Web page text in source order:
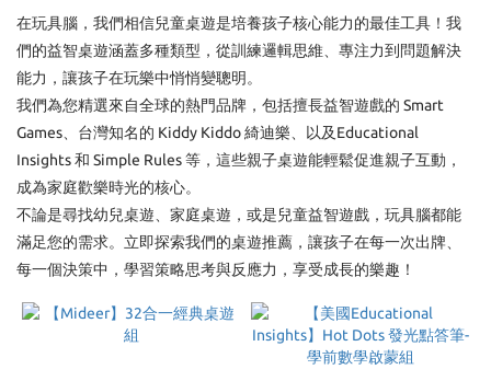
Range
(NT$)
~
Brand
EyeUp
(13)
SIMPLE
在玩具腦，我們相信兒童桌遊是培養孩子核心能力的最佳工具！我
們的益智桌遊涵蓋多種類型，從訓練邏輯思維、專注力到問題解決
能力，讓孩子在玩樂中悄悄變聰明。
我們為您精選來自全球的熱門品牌，包括擅長益智遊戲的 Smart
Games、台灣知名的 Kiddy Kiddo 綺迪樂、以及Educational
Insights 和 Simple Rules 等，這些親子桌遊能輕鬆促進親子互動，
成為家庭歡樂時光的核心。
不論是尋找幼兒桌遊、家庭桌遊，或是兒童益智遊戲，玩具腦都能
滿足您的需求。立即探索我們的桌遊推薦，讓孩子在每一次出牌、
每一個決策中，學習策略思考與反應力，享受成長的樂趣！